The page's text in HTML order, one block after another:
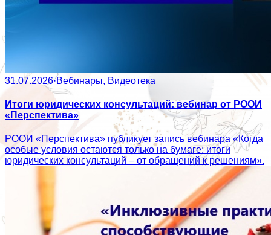
31.07.2026·Вебинары, Видеотека
Итоги юридических консультаций: вебинар от РООИ
«Перспектива»
РООИ «Перспектива» публикует запись вебинара «Когда
особые условия остаются только на бумаге: итоги
юридических консультаций – от обращений к решениям».